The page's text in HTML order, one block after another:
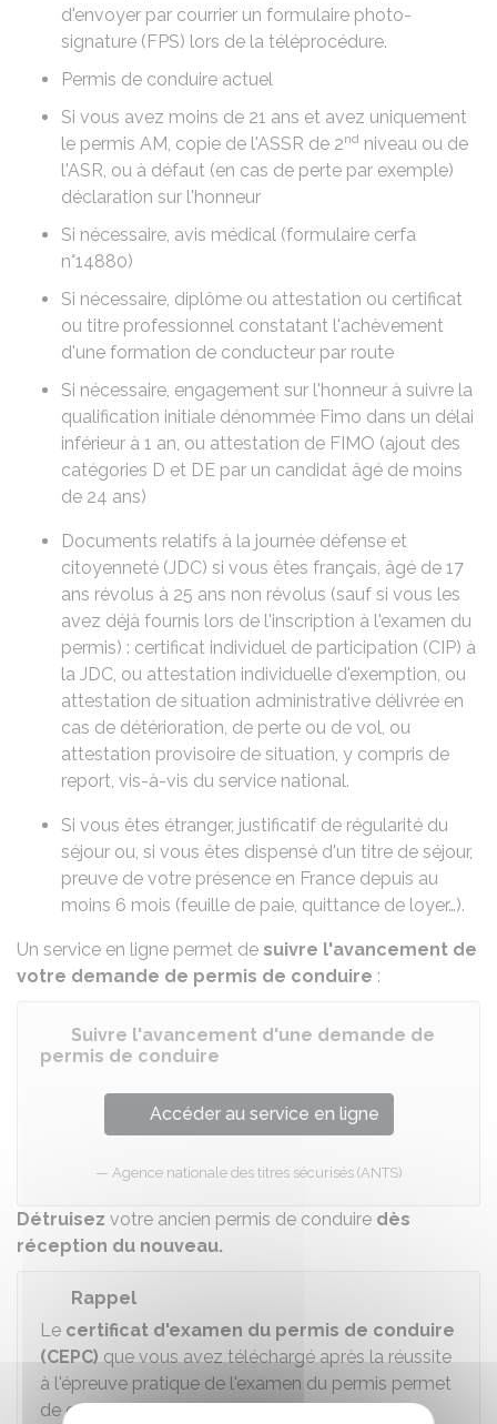
d'envoyer par courrier un formulaire photo-
signature (FPS) lors de la téléprocédure.
Permis de conduire actuel
Si vous avez moins de 21 ans et avez uniquement
le permis AM, copie de l'ASSR de 2nd niveau ou de
l'ASR, ou à défaut (en cas de perte par exemple)
déclaration sur l'honneur
Si nécessaire, avis médical (formulaire cerfa
n°14880)
Si nécessaire, diplôme ou attestation ou certificat
ou titre professionnel constatant l'achèvement
d'une formation de conducteur par route
Si nécessaire, engagement sur l'honneur à suivre la
qualification initiale dénommée Fimo dans un délai
inférieur à 1 an, ou attestation de FIMO (ajout des
catégories D et DE par un candidat âgé de moins
de 24 ans)
Documents relatifs à la journée défense et
citoyenneté (JDC) si vous êtes français, âgé de 17
ans révolus à 25 ans non révolus (sauf si vous les
avez déjà fournis lors de l'inscription à l'examen du
permis) : certificat individuel de participation (CIP) à
la JDC, ou attestation individuelle d'exemption, ou
attestation de situation administrative délivrée en
cas de détérioration, de perte ou de vol, ou
attestation provisoire de situation, y compris de
report, vis-à-vis du service national.
Si vous êtes étranger, justificatif de régularité du
séjour ou, si vous êtes dispensé d'un titre de séjour,
preuve de votre présence en France depuis au
moins 6 mois (feuille de paie, quittance de loyer…).
Un service en ligne permet de suivre l'avancement de
votre demande de permis de conduire :
Suivre l'avancement d'une demande de
permis de conduire
Accéder au service en ligne
Agence nationale des titres sécurisés (ANTS)
Détruisez votre ancien permis de conduire dès
réception du nouveau.
Rappel
Le certificat d'examen du permis de conduire
(CEPC)que vous avez téléchargé après la réussite
à l'épreuve pratique de l'examen du permis permet
de conduire la nouvelle catégorie de véhicule